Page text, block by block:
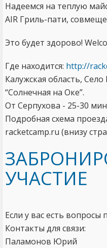
Надеемся на теплую
AIR Гриль-пати,
Это будет здорово!
Где находится: http://
Калужская область,
“Солнечная на Оке”.
От Серпухова - 25-30
Подробная схема
racketcamp.ru (внизу
УЧАСТИЕ
Если у вас есть вопросы
Контакты для связи:
Паламонов Юрий